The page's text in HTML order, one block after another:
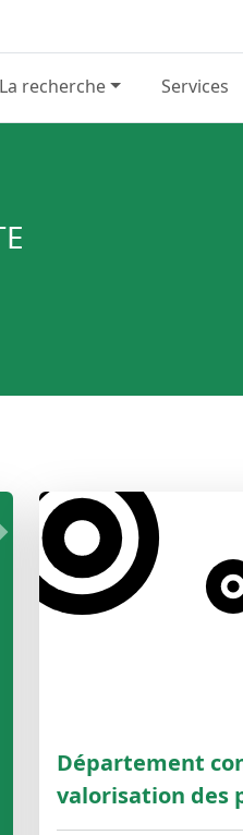
La recherche Services
Département
valorisation des